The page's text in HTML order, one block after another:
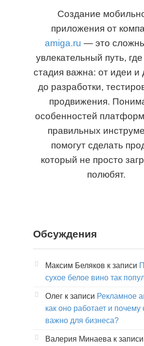
Создание
приложения от
amiga.ru — это
увлекательный путь,
стадия важна: от идеи и
до разработки,
продвижения.
особенностей
правильных
помогут сделать
который не просто
полюбят.
Обсуждения
Максим Беляков к записи
сухое белое вино так
Олег к записи Рекламное
как оно работает и почему
важно для бизнеса?
Валерия Минаева к записи